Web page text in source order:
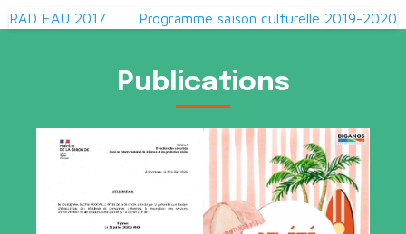
Navigation
RAD EAU 2017 Programme saison culturelle 2019-2020
Publications